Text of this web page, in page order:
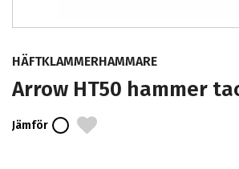
HÄFTKLAMMERHAMMARE
Arrow HT50 hammer
Jämför